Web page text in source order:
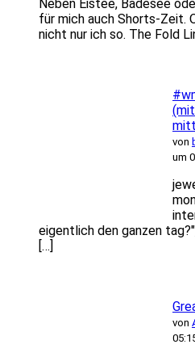
Neben Eistee, Badesee
für mich auch Shorts-Zeit.
nicht nur ich so. The Fold
von
um
eigentlich den ganzen
[…]
von